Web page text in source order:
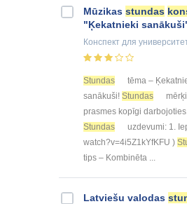
Mūzikas stundas
"Ķekatnieki
Конспект для
Stundas
tēma –
sanākuši! Stundas
prasmes kopīgi
Stundas
uzdevumi: 1.
watch?v=4i5Z1kYfKFU )
tips – Kombinēta ...
Latviešu valodas